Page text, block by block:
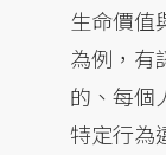
生命價值
為例，有
的、每個
特定行為